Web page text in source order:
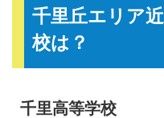
千里丘エリア
校は？
千里高等学校